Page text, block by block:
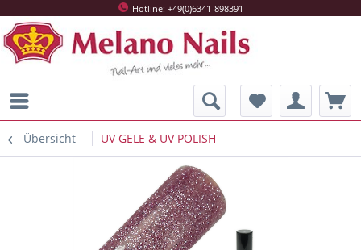
Hotline: +49(0)6341-898391
Übersicht UV GELE & UV POLISH